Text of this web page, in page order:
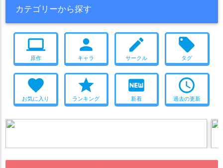
カテゴリーから探す
computer
原作
person
キャラ
create
サークル
local_offer
タグ
favorite
お気に入り
star
ランキング
fiber_new
新着
access_time
過去の更新